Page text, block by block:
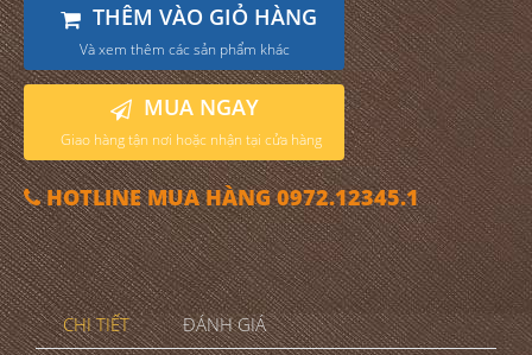
THÊM VÀO GIỎ HÀNG
Và xem thêm các sản phẩm khác
MUA NGAY
Giao hàng tận nơi hoặc nhận tại cửa hàng
HOTLINE MUA HÀNG 0972.12345.1
CHI TIẾT ĐÁNH GIÁ